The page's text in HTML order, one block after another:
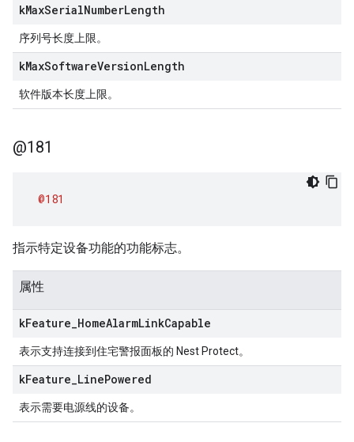
kMaxSerialNumberLength
序列号长度上限。
kMaxSoftwareVersionLength
软件版本长度上限。
@181
@181
指示特定设备功能的功能标志。
属性
kFeature HomeAlarmLinkCapable
表示支持连接到住宅警报面板的 Nest Protect。
kFeature LinePowered
表示需要电源线的设备。